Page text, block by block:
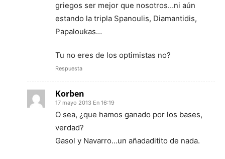
griegos ser mejor que nosotros…ni aún
estando la tripla Spanoulis, Diamantidis,
Papaloukas…
Tu no eres de los optimistas no?
Respuesta
Korben
17 mayo 2013 En 16:19
O sea, ¿que hamos ganado por los bases,
verdad?
Gasol y Navarro…un añadaditito de nada.